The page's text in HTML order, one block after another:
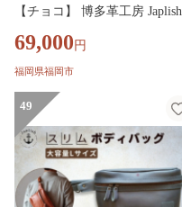
【チョコ】 博多革工房 Japlish
69,000 円
福岡県福岡市
49